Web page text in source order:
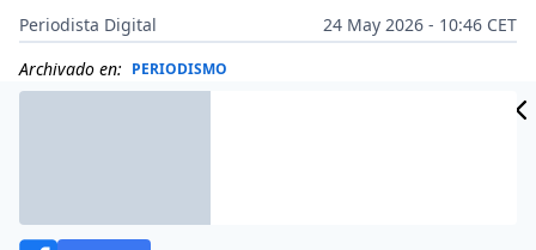
Periodista Digital
24 May 2026 - 10:46 CET
Archivado en: PERIODISMO